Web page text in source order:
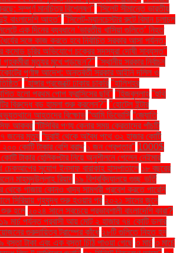
সম্পূর্ণ মানচিত্র বিশ্লেষণ" "সিলেট সীমান্তে ভারতীয়
বাংলাদেশি আহত" "সিলেট-ম্যানচেস্টার রুটে বিমান চলাচল
এক দিনের ব্যবধানে ‘ভারতীয় খাসিয়া গু‌লিতে’ নিহত
ধৈর্যের সঙ্গে কাজ করতে হবে নির্বাচিত সরকার আসা পর্যন্ত:
কমোড চুরির অভিযোগে চক্রের সদস্যরা দোষী সাব্যস্ত"
মৃত্যুর মুখে পড়ছেন?" "স্থানীয় সরকার নির্বাচন
পূর্ণাঙ্গ আদেশ: অন্তর্বর্তী সরকার আইনি দলিল ও
"হাঙ্গার প্রজেক্টে ঢাকায় চাকরি "হালিশহর
হলো প্রথম পোপ ফ্রান্সিসের ছবি" "হিজবুল্লাহ "হুথি
বিরুদ্ধে বড় হামলা শুরু করলেন?" "হোটেল ইন্টার
অভ্যুত্থানে আহতদের বিক্ষোভ “আমি ডিভোর্সি “জ্যোতি
আকবর “টিসিবির পণ্য কেনার সময় ক্রেতাদের পাঁচটি
৭ জনের মৃত্যু “দুবাই থেকে অবৈধ পথে ৩২ হাজার কোটি
২০০ কোটি টাকার বেশি বরাদ্দ ১ জন গ্রেপ্তার" 1000$
টাকার হেলিকপ্টার নিয়ে অনুশীলনে গেলেন নেইমার
চেকআপের সুযোগ ইনসাফ বারাকাহ হাসপাতালে ১৮ বছরের
মাহমুদউল্লাহ রিয়াদ ১৯ বিশ্ববিদ্যালয়ে গুচ্ছ ভর্তি
থেকে গাজায় কোনও খাদ্য সামগ্রী প্রবেশ করতে পারেনি
সিরিয়ায় গৃহযুদ্ধ শুরু হওয়ার পর ২০২১ সালের জুনে
শুরু হলে ২০২৪ সালে সবচেয়ে প্রভাবশালী বাংলাদেশি কারা?
মার্চ পর্যন্ত প্রবাসী আয় মোট ২ হাজার ৭৪ কোটি ডলার
গুরুদায়িত্ব ট্রাম্পের কাঁধে ২৮টি গুলিতে নিহত হন
বস্তা টাকা এবং এক বস্তা চিঠি পাওয়া গেছে ৩ মার্চ ৩ মার্চে